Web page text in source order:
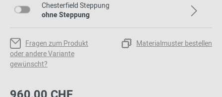
Chesterfield Steppung
ohne Steppung
Fragen zum Produkt
oder andere Variante
gewünscht?
Materialmuster bestellen